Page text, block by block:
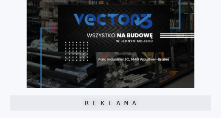
R E K L A M A